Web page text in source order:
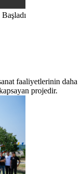
faaliyetlerinin daha
projedir.